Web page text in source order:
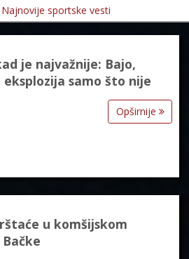
sportske vesti
je najvažnije: Bajo,
eksplozija samo što nije
Opširnije
u komšijskom